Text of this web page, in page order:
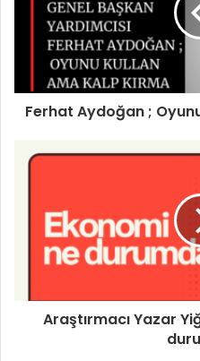
z
Ferhat Aydoğan ;
Araştırmacı Yazar